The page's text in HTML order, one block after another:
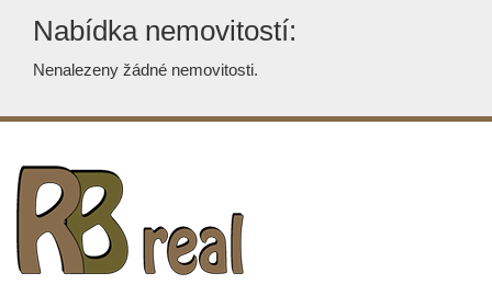
Nabídka nemovitostí:
Nenalezeny žádné nemovitosti.